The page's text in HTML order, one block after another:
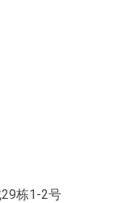
栋1-2号